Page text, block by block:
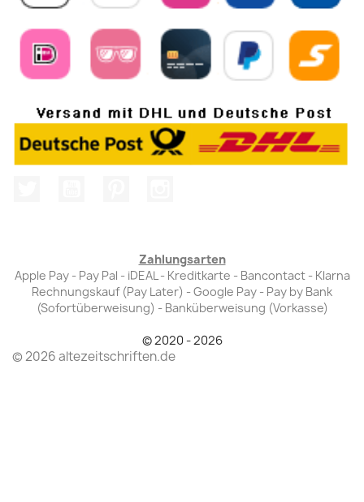
Zahlungsarten
Apple Pay - Pay Pal - iDEAL - Kreditkarte - Bancontact - Klarna
Rechnungskauf (Pay Later) - Google Pay - Pay by Bank
(Sofortüberweisung) - Banküberweisung (Vorkasse)
© 2020 - 2026
© 2026 altezeitschriften.de